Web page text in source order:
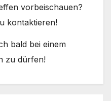
vorbeischauen?
kontaktieren!
bald bei einem
zu dürfen!